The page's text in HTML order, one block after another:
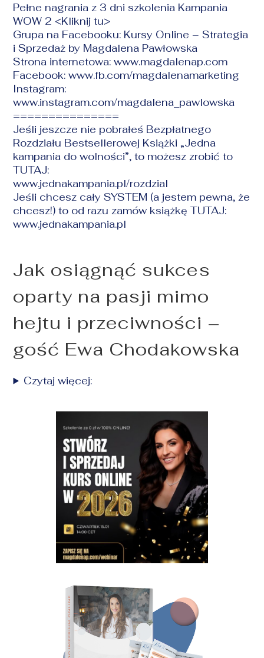
Pełne nagrania z 3 dni szkolenia Kampania
WOW 2 <Kliknij tu>
Grupa na Facebooku: Kursy Online – Strategia
i Sprzedaż by Magdalena Pawłowska
Strona internetowa:www.magdalenap.com
Facebook:www.fb.com/magdalenamarketing
Instagram:
www.instagram.com/magdalena_pawlowska
===============
Jeśli jeszcze nie pobrałeś Bezpłatnego
Rozdziału Bestsellerowej Książki „Jedna
kampania do wolności”, to możesz zrobić to
TUTAJ:
www.jednakampania.pl/rozdzial
Jeśli chcesz cały SYSTEM (a jestem pewna, że
chcesz!) to od razu zamów książkę TUTAJ:
www.jednakampania.pl
Jak osiągnąć sukces
oparty na pasji mimo
hejtu i przeciwności –
gość Ewa Chodakowska
Czytaj więcej: